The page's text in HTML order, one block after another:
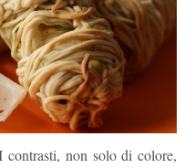
contrasti, non solo di colore,